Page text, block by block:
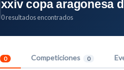
xxiv copa aragonesa
0 resultados encontrados
0 Competiciones 0